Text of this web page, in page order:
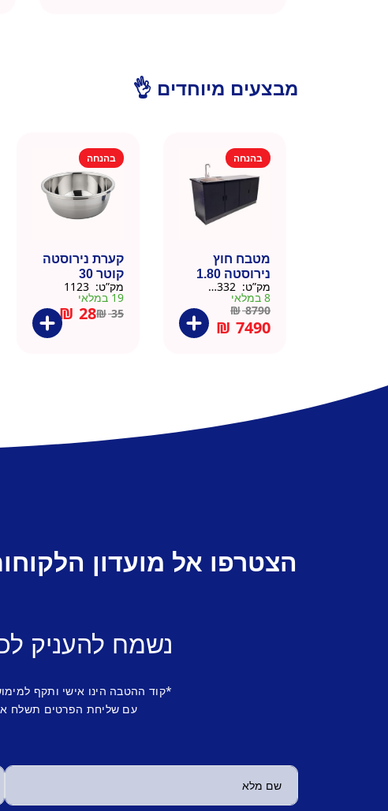
מבצעים מיוחדים 👌
בהנחה
מטבח חוץ
נירוסטה 1.80
מטר כולל שיש
וכיור
מק”ט:
8 במלאי
₪8790
₪ 7490
בהנחה
קערת נירוסטה
קוטר 30
מק”ט:
19 במלאי
₪35
₪ 28
הצטרפו אל מועדון
נשמח להעניק
*קוד ההטבה הינו אישי ותקף
עם שליחת הפרטים תשלח